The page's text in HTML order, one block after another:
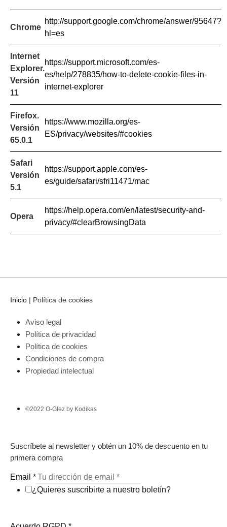
Chrome
http://support.google.com/chrome/answer/95647?
hl=es
Internet
Explorer.
Versión
11
https://support.microsoft.com/es-
es/help/278835/how-to-delete-cookie-files-in-
internet-explorer
Firefox.
Versión
65.0.1
https://www.mozilla.org/es-
ES/privacy/websites/#cookies
Safari
Versión
5.1
https://support.apple.com/es-
es/guide/safari/sfri11471/mac
Opera
https://help.opera.com/en/latest/security-and-
privacy/#clearBrowsingData
Inicio | Política de cookies
Aviso legal
Política de privacidad
Política de cookies
Condiciones de compra
Propiedad intelectual
©2022 O-Glez by Kodikas
Suscríbete al newsletter y obtén un 10% de descuento en tu
primera compra
Email *
¿Quieres suscribirte a nuestro boletín?